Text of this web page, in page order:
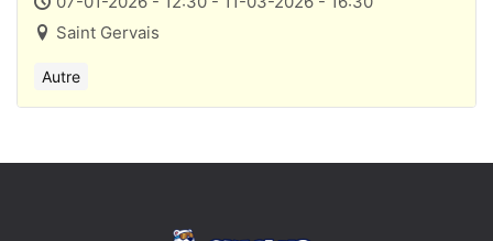
Saint Gervais
Autre